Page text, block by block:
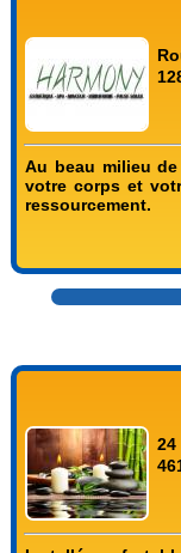
Au beau milieu
votre corps et
ressourcement.
24